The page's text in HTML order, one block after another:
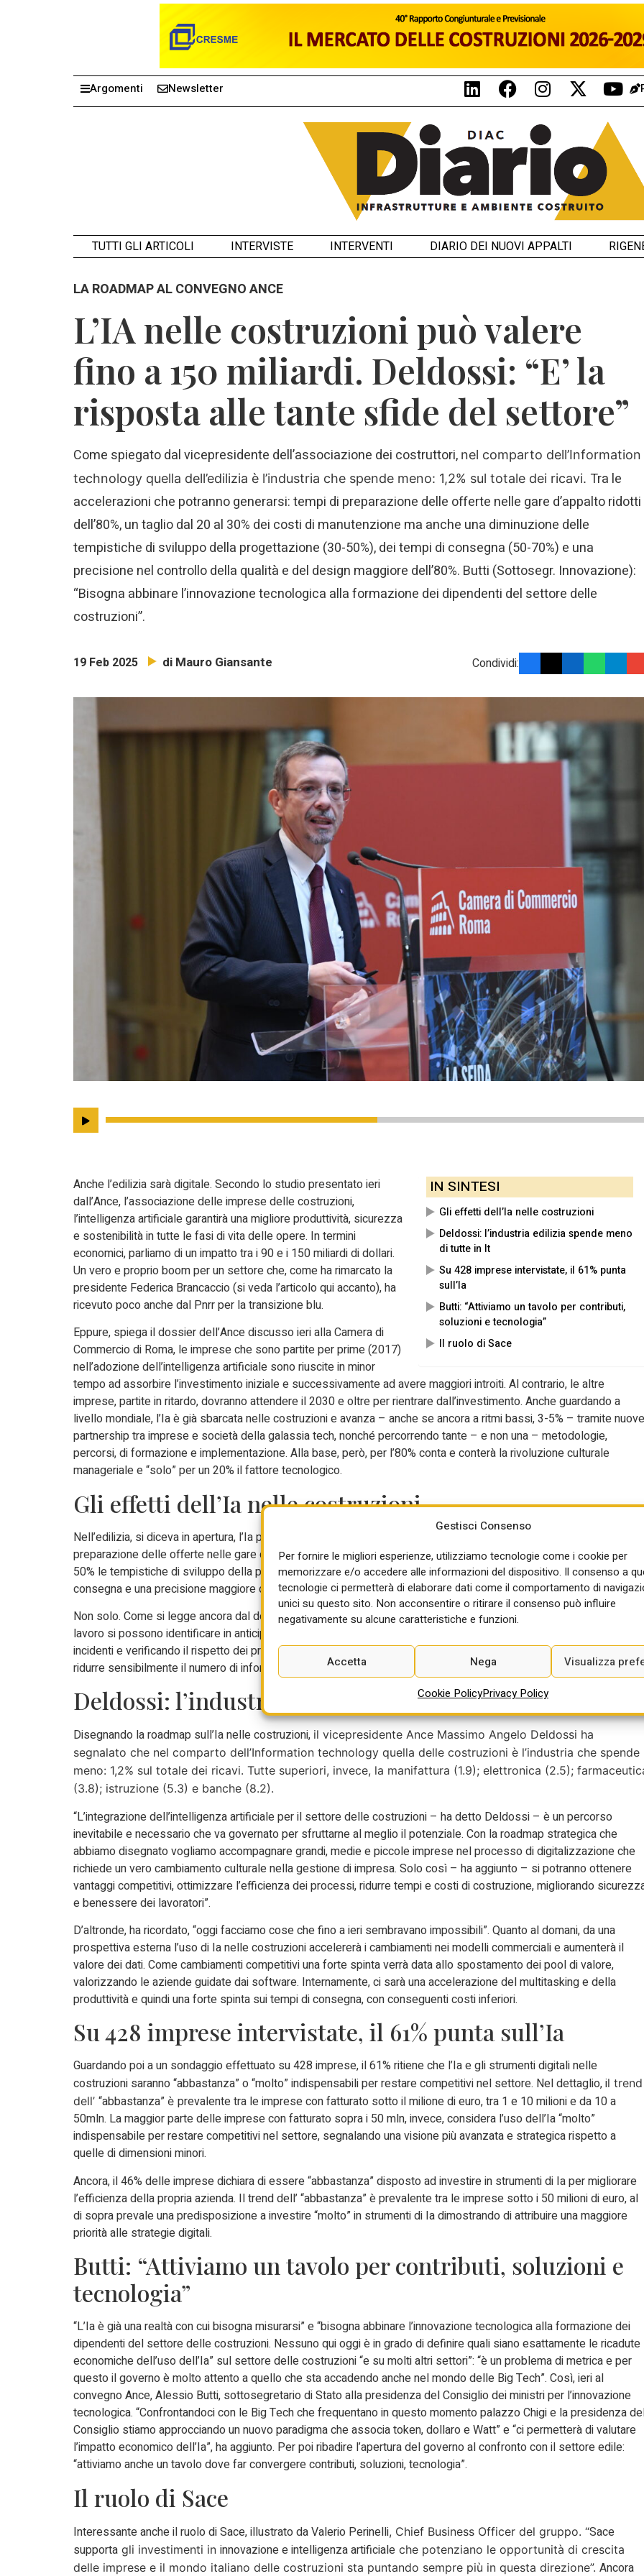
Gestisci Consenso
Per fornire le migliori esperienze, utilizziamo tecnologie come i cookie per
memorizzare e/o accedere alle informazioni del dispositivo. Il consenso a
tecnologie ci permetterà di elaborare dati come il comportamento di
unici su questo sito. Non acconsentire o ritirare il consenso può influire
negativamente su alcune caratteristiche e funzioni.
Accetta Nega Visualizza
Cookie PolicyPrivacy Policy
Argomenti Newsletter
TUTTI GLI ARTICOLI INTERVISTE INTERVENTI DIARIO DEI NUOVI APPALTI
LA ROADMAP AL CONVEGNO ANCE
L’IA nelle costruzioni può valere
fino a 150 miliardi. Deldossi: “E’ la
risposta alle tante sfide del settore”
Come spiegato dal vicepresidente dell’associazione dei costruttori, nel comparto dell’Information
technology quella dell’edilizia è l’industria che spende meno: 1,2% sul totale dei ricavi. Tra le
accelerazioni che potranno generarsi: tempi di preparazione delle offerte nelle gare d’appalto ridotti
dell’80%, un taglio dal 20 al 30% dei costi di manutenzione ma anche una diminuzione delle
tempistiche di sviluppo della progettazione (30-50%), dei tempi di consegna (50-70%) e una
precisione nel controllo della qualità e del design maggiore dell’80%. Butti (Sottosegr. Innovazione):
“Bisogna abbinare l’innovazione tecnologica alla formazione dei dipendenti del settore delle
costruzioni”.
19 Feb 2025 di Mauro Giansante Condividi:
IN SINTESI
Gli effetti dell’Ia nelle costruzioni
Deldossi: l’industria edilizia spende meno
di tutte in It
Su 428 imprese intervistate, il 61% punta
sull’Ia
Butti: “Attiviamo un tavolo per contributi,
soluzioni e tecnologia”
Il ruolo di Sace
Anche l’edilizia sarà digitale. Secondo lo studio presentato ieri
dall’Ance, l’associazione delle imprese delle costruzioni,
l’intelligenza artificiale garantirà una migliore produttività, sicurezza
e sostenibilità in tutte le fasi di vita delle opere. In termini
economici, parliamo di un impatto tra i 90 e i 150 miliardi di dollari.
Un vero e proprio boom per un settore che, come ha rimarcato la
presidente Federica Brancaccio (si veda l’articolo qui accanto), ha
ricevuto poco anche dal Pnrr per la transizione blu.
Eppure, spiega il dossier dell’Ance discusso ieri alla Camera di
Commercio di Roma, le imprese che sono partite per prime (2017)
nell’adozione dell’intelligenza artificiale sono riuscite in minor
tempo ad assorbire l’investimento iniziale e successivamente ad avere maggiori introiti. Al contrario, le altre
imprese, partite in ritardo, dovranno attendere il 2030 e oltre per rientrare dall’investimento. Anche guardando a
livello mondiale, l’Ia è già sbarcata nelle costruzioni e avanza – anche se ancora a ritmi bassi, 3-5% – tramite nuove
partnership tra imprese e società della galassia tech, nonché percorrendo tante – e non una – metodologie,
percorsi, di formazione e implementazione. Alla base, però, per l’80% conta e conterà la rivoluzione culturale
manageriale e “solo” per un 20% il fattore tecnologico.
Gli effetti dell’Ia nelle costruzioni
Nell’edilizia, si diceva in apertura, l’Ia potrà garantire sicurezza ed efficienza. Riducendo, anzitutto, dell’80% i tempi di
preparazione delle offerte nelle gare d’appalto. Ma anche del 20-30% i costi di manutenzione e, si stima, dal 30 al
50% le tempistiche di sviluppo della progettazione. E ancora, l’Ia porterebbe tagli dal 50 al 70% nei tempi di
consegna e una precisione maggiore dell’80% nel controllo qualità e design.
Non solo. Come si legge ancora dal dossier dell’Ance, attraverso il monitoraggio in tempo reale delle condizioni di
lavoro si possono identificare in anticipo situazioni di pericolo, segnalando accessi non autorizzati, prevedendo
incidenti e verificando il rispetto dei protocolli di sicurezza. L’adozione di queste tecnologie permetterebbe di
ridurre sensibilmente il numero di infortuni, migliorando il benessere dei lavoratori e la gestione del rischio.
Deldossi: l’industria edilizia spende meno di tutte in It
Disegnando la roadmap sull’Ia nelle costruzioni, il vicepresidente Ance Massimo Angelo Deldossi ha
segnalato che nel comparto dell’Information technology quella delle costruzioni è l’industria che spende
meno: 1,2% sul totale dei ricavi. Tutte superiori, invece, la manifattura (1.9); elettronica (2.5);
(3.8); istruzione (5.3) e banche (8.2).
“L’integrazione dell’intelligenza artificiale per il settore delle costruzioni – ha detto Deldossi – è un percorso
inevitabile e necessario che va governato per sfruttarne al meglio il potenziale. Con la roadmap strategica che
abbiamo disegnato vogliamo accompagnare grandi, medie e piccole imprese nel processo di digitalizzazione che
richiede un vero cambiamento culturale nella gestione di impresa. Solo così – ha aggiunto – si potranno ottenere
vantaggi competitivi, ottimizzare l’efficienza dei processi, ridurre tempi e costi di costruzione, migliorando
e benessere dei lavoratori”.
D’altronde, ha ricordato, “oggi facciamo cose che fino a ieri sembravano impossibili”. Quanto al domani, da una
prospettiva esterna l’uso di Ia nelle costruzioni accelererà i cambiamenti nei modelli commerciali e aumenterà il
valore dei dati. Come cambiamenti competitivi una forte spinta verrà data allo spostamento dei pool di valore,
valorizzando le aziende guidate dai software. Internamente, ci sarà una accelerazione del multitasking e della
produttività e quindi una forte spinta sui tempi di consegna, con conseguenti costi inferiori.
Su 428 imprese intervistate, il 61% punta sull’Ia
Guardando poi a un sondaggio effettuato su 428 imprese, il 61% ritiene che l’Ia e gli strumenti digitali nelle
costruzioni saranno “abbastanza” o “molto” indispensabili per restare competitivi nel settore. Nel dettaglio, il trend
dell’ “abbastanza” è prevalente tra le imprese con fatturato sotto il milione di euro, tra 1 e 10 milioni e da 10 a
50mln. La maggior parte delle imprese con fatturato sopra i 50 mln, invece, considera l’uso dell’Ia “molto”
indispensabile per restare competitivi nel settore, segnalando una visione più avanzata e strategica rispetto a
quelle di dimensioni minori.
Ancora, il 46% delle imprese dichiara di essere “abbastanza” disposto ad investire in strumenti di Ia per migliorare
l’efficienza della propria azienda. Il trend dell’ “abbastanza” è prevalente tra le imprese sotto i 50 milioni di euro, al
di sopra prevale una predisposizione a investire “molto” in strumenti di Ia dimostrando di attribuire una maggiore
priorità alle strategie digitali.
Butti: “Attiviamo un tavolo per contributi, soluzioni e
tecnologia”
“L’Ia è già una realtà con cui bisogna misurarsi” e “bisogna abbinare l’innovazione tecnologica alla formazione dei
dipendenti del settore delle costruzioni. Nessuno qui oggi è in grado di definire quali siano esattamente le ricadute
economiche dell’uso dell’Ia” sul settore delle costruzioni “e su molti altri settori”: “è un problema di metrica e per
questo il governo è molto attento a quello che sta accadendo anche nel mondo delle Big Tech”. Così, ieri al
convegno Ance, Alessio Butti, sottosegretario di Stato alla presidenza del Consiglio dei ministri per l’innovazione
tecnologica. “Confrontandoci con le Big Tech che frequentano in questo momento palazzo Chigi e la presidenza
Consiglio stiamo approcciando un nuovo paradigma che associa token, dollaro e Watt” e “ci permetterà di valutare
l’impatto economico dell’Ia”, ha aggiunto. Per poi ribadire l’apertura del governo al confronto con il settore edile:
“attiviamo anche un tavolo dove far convergere contributi, soluzioni, tecnologia”.
Il ruolo di Sace
Interessante anche il ruolo di Sace, illustrato da Valerio Perinelli, Chief Business Officer del gruppo. “Sace
supporta gli investimenti in innovazione e intelligenza artificiale che potenziano le opportunità di crescita
delle imprese e il mondo italiano delle costruzioni sta puntando sempre più in questa direzione”. Ancora